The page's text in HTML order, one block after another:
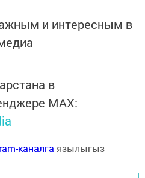
и интересным в
в
MАХ:
каналга язылыгыз